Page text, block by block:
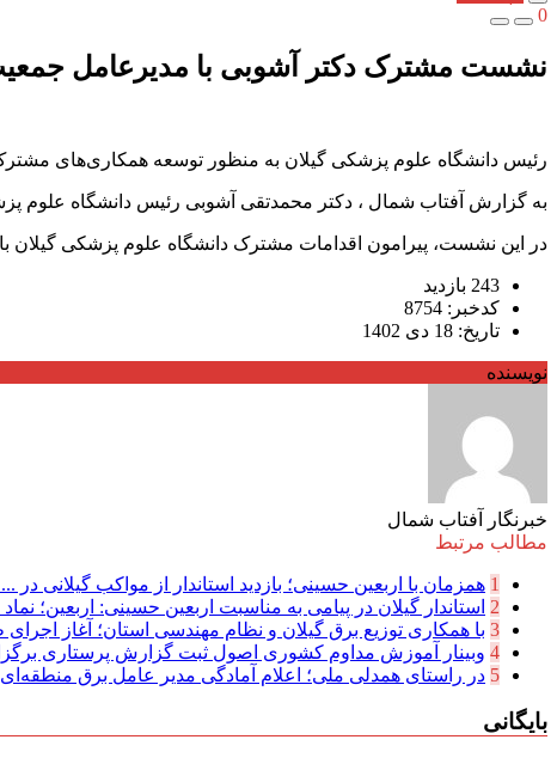
0
نشست مشترک دکتر آشوبی با مدیرعامل
رئیس دانشگاه علوم پزشکی گیلان به منظور توسعه همکاری‌های
به گزارش آفتاب شمال ، دکتر محمدتقی آشوبی رئیس دانشگاه علوم
در این نشست، پیرامون اقدامات مشترک دانشگاه علوم پزشکی گیلان
243 بازدید
کدخبر: 8754
تاریخ: 18 دی 1402
نویسنده
خبرنگار آفتاب شمال
مطالب مرتبط
1 همزمان با اربعین حسینی؛ بازدید استاندار از مواکب گیلانی در ...
2 استاندار گیلان در پیامی به مناسبت اربعین حسینی: اربعین؛ نماد
3 با همکاری توزیع برق گیلان و نظام مهندسی استان؛ آغاز
4 وبینار آموزش مداوم کشوری اصول ثبت گزارش پرستاری
5 در راستای همدلی ملی؛ اعلام آمادگی مدیر عامل برق منطقه‌ای
بایگانی